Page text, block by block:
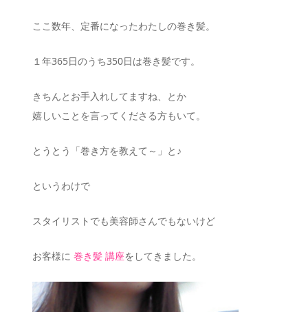
ここ数年、定番になったわたしの巻き髪。
１年365日のうち350日は巻き髪です。
きちんとお手入れしてますね、とか
嬉しいことを言ってくださる方もいて。
とうとう「巻き方を教えて～」と♪
というわけで
スタイリストでも美容師さんでもないけど
お客様に巻き髪 講座をしてきました。